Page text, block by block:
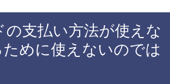
支払い方法が使えな
めに使えないのでは